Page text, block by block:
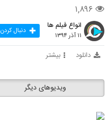
۱,۸۹۶
انواع فیلم ها
۱۱ آذر ۱۳۹۴ دنبال کردن
دانلود بیشتر
ویدیوهای دیگر